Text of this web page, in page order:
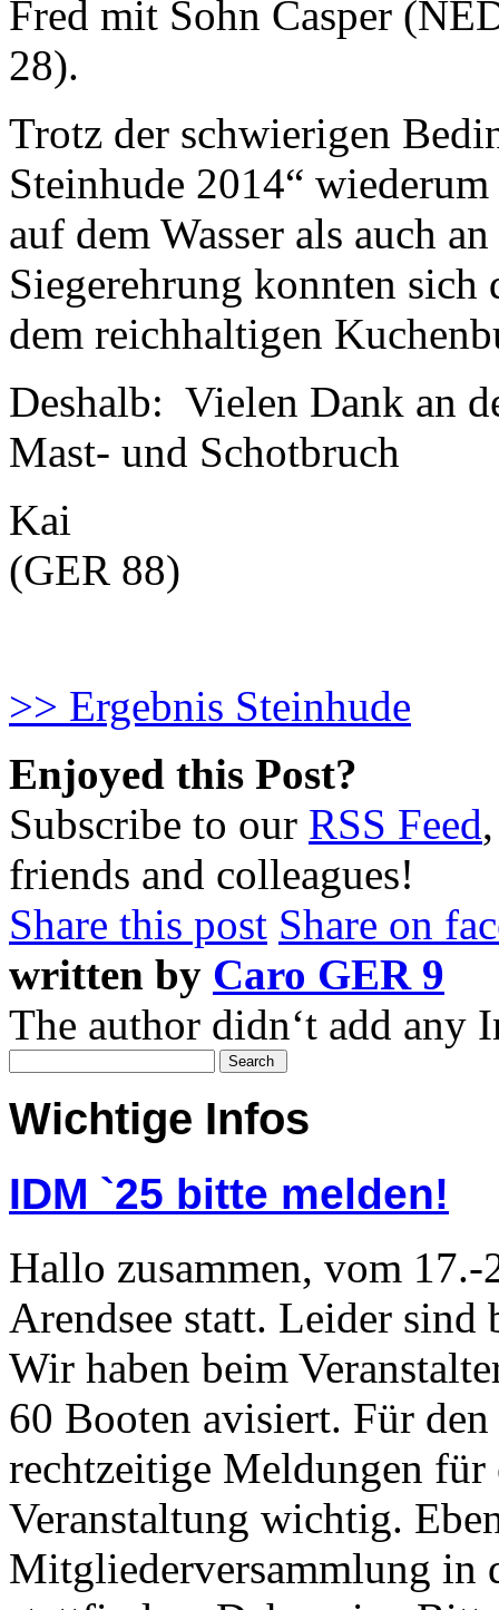
Fred mit Sohn Casper
28).
Trotz der schwierigen
Steinhude 2014“
auf dem Wasser als auch
Siegerehrung konnten sich
dem reichhaltigen
Deshalb: Vielen Dank an
Mast- und Schotbruch
Kai
(GER 88)
>> Ergebnis Steinhude
Enjoyed this Post?
Subscribe to our RSS Feed
friends and colleagues!
Share this post Share on
written by Caro GER 9
The author didn‘t add
Wichtige Infos
IDM `25 bitte melden!
Hallo zusammen, vom
Arendsee statt. Leider sind
Wir haben beim
60 Booten avisiert. Für
rechtzeitige Meldungen für
Veranstaltung wichtig.
Mitgliederversammlung in